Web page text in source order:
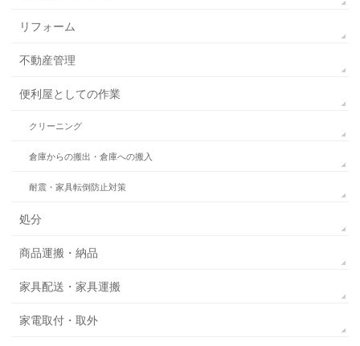
リフォーム
不動産管理
便利屋としての作業
クリーニング
倉庫からの搬出・倉庫への搬入
耐震・家具転倒防止対策
処分
商品運搬・納品
家具配送・家具運搬
家電取付・取外